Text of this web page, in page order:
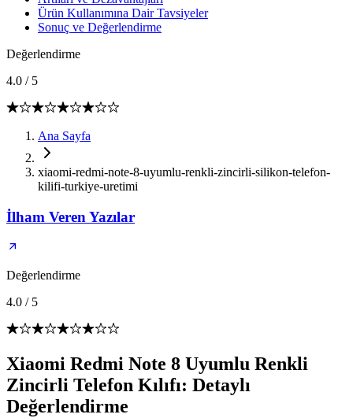
Ürün Kullanımına Dair Tavsiyeler
Sonuç ve Değerlendirme
Değerlendirme
4.0 / 5
Ana Sayfa
xiaomi-redmi-note-8-uyumlu-renkli-zincirli-silikon-telefon-
kilifi-turkiye-uretimi
İlham Veren Yazılar
Değerlendirme
4.0 / 5
Xiaomi Redmi Note 8 Uyumlu Renkli
Zincirli Telefon Kılıfı: Detaylı
Değerlendirme